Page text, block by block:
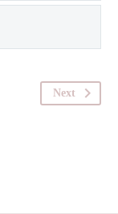
Next